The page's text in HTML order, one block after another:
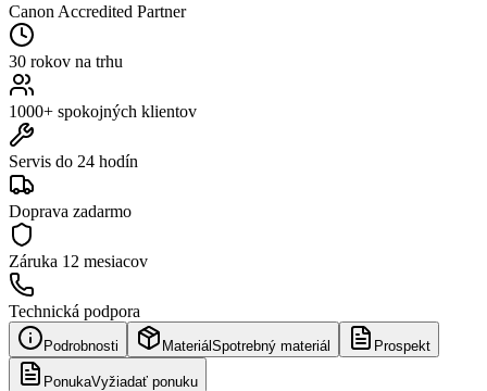
Canon Accredited Partner
30 rokov na trhu
1000+ spokojných klientov
Servis do 24 hodín
Doprava zadarmo
Záruka 12 mesiacov
Technická podpora
Podrobnosti Materiál Spotrebný materiál Prospekt
PonukaVyžiadať ponuku